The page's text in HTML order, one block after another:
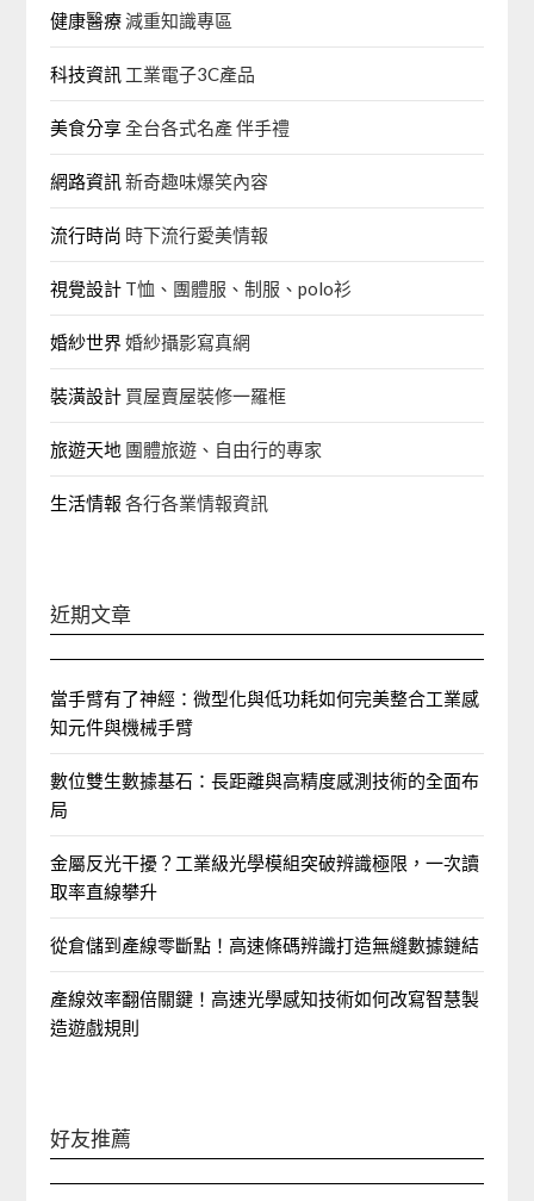
健康醫療減重知識專區
科技資訊 工業電子3C產品
美食分享全台各式名產 伴手禮
網路資訊 新奇趣味爆笑內容
流行時尚 時下流行愛美情報
視覺設計 T恤、團體服、制服、polo衫
婚紗世界婚紗攝影寫真網
裝潢設計 買屋賣屋裝修一羅框
旅遊天地 團體旅遊、自由行的專家‎
生活情報 各行各業情報資訊
近期文章
當手臂有了神經：微型化與低功耗如何完美整合工業感
知元件與機械手臂
數位雙生數據基石：長距離與高精度感測技術的全面布
局
金屬反光干擾？工業級光學模組突破辨識極限，一次讀
取率直線攀升
從倉儲到產線零斷點！高速條碼辨識打造無縫數據鏈結
產線效率翻倍關鍵！高速光學感知技術如何改寫智慧製
造遊戲規則
好友推薦